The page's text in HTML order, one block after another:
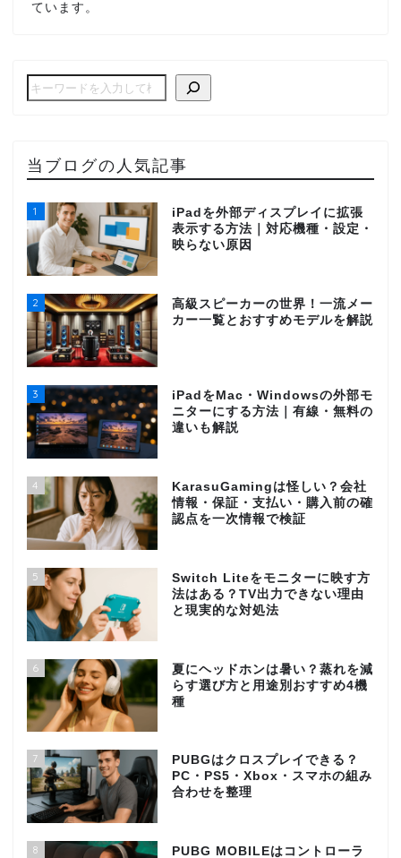
ています。
当ブログの人気記事
1
iPadを外部ディスプレイに拡張
表示する方法｜対応機種・設定・
映らない原因
2
高級スピーカーの世界！一流メー
カー一覧とおすすめモデルを解説
3
iPadをMac・Windowsの外部モ
ニターにする方法｜有線・無料の
違いも解説
4
KarasuGamingは怪しい？会社
情報・保証・支払い・購入前の確
認点を一次情報で検証
5
Switch Liteをモニターに映す方
法はある？TV出力できない理由
と現実的な対処法
6
夏にヘッドホンは暑い？蒸れを減
らす選び方と用途別おすすめ4機
種
7
PUBGはクロスプレイできる？
PC・PS5・Xbox・スマホの組み
合わせを整理
8 PUBG MOBILEはコントローラ